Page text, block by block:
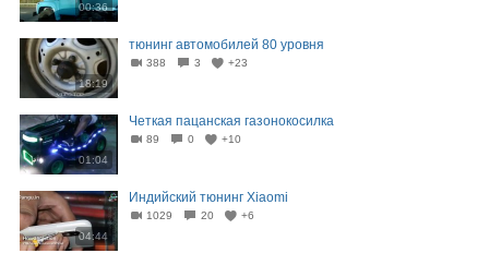
00:36
18:19
тюнинг автомобилей 80 уровня
388 3 +23
01:04
Четкая пацанская газонокосилка
89 0 +10
04:44
Индийский тюнинг Xiaomi
1029 20 +6